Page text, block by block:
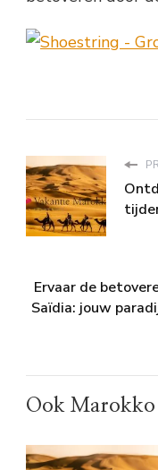
Ervaar de
Saïdia: jouw
Ook Marokko